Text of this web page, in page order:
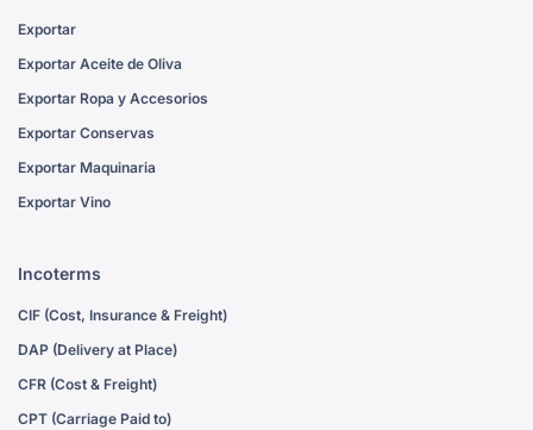
Exportar
Exportar Aceite de Oliva
Exportar Ropa y Accesorios
Exportar Conservas
Exportar Maquinaria
Exportar Vino
Incoterms
CIF (Cost, Insurance & Freight)
DAP (Delivery at Place)
CFR (Cost & Freight)
CPT (Carriage Paid to)